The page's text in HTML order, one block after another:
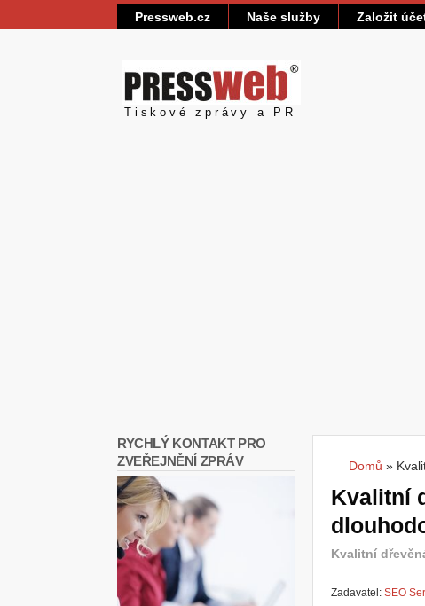
Pressweb.cz Naše služby Založit
Pressweb
Tiskové zprávy a PR
Jste
Domů »
Kvalitní
Kvalitní
Zadavatel: SEO
RYCHLÝ KONTAKT PRO
ZVEŘEJNĚNÍ ZPRÁV